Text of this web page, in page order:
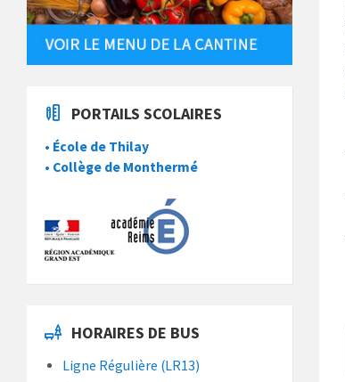
PORTAILS SCOLAIRES
• École de Thilay
• Collège de Monthermé
HORAIRES DE BUS
Ligne Régulière (LR13)